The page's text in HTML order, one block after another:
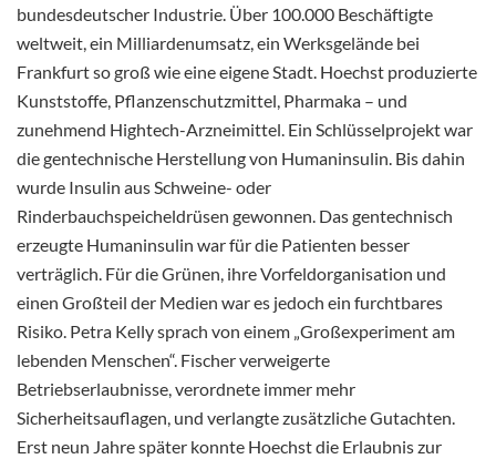
bundesdeutscher Industrie. Über 100.000 Beschäftigte
weltweit, ein Milliardenumsatz, ein Werksgelände bei
Frankfurt so groß wie eine eigene Stadt. Hoechst produzierte
Kunststoffe, Pflanzenschutzmittel, Pharmaka – und
zunehmend Hightech-Arzneimittel. Ein Schlüsselprojekt war
die gentechnische Herstellung von Humaninsulin. Bis dahin
wurde Insulin aus Schweine- oder
Rinderbauchspeicheldrüsen gewonnen. Das gentechnisch
erzeugte Humaninsulin war für die Patienten besser
verträglich. Für die Grünen, ihre Vorfeldorganisation und
einen Großteil der Medien war es jedoch ein furchtbares
Risiko. Petra Kelly sprach von einem „Großexperiment am
lebenden Menschen“. Fischer verweigerte
Betriebserlaubnisse, verordnete immer mehr
Sicherheitsauflagen, und verlangte zusätzliche Gutachten.
Erst neun Jahre später konnte Hoechst die Erlaubnis zur